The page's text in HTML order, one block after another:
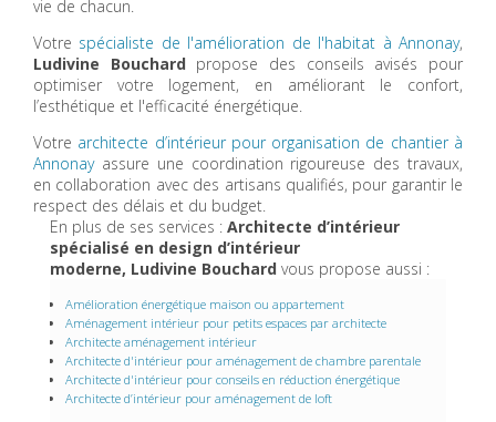
vie de chacun.
Votre spécialiste de l'amélioration de l'habitat à Annonay,
Ludivine Bouchard propose des conseils avisés pour
optimiser votre logement, en améliorant le confort,
l’esthétique et l'efficacité énergétique.
Votre architecte d’intérieur pour organisation de chantier à
Annonayassure une coordination rigoureuse des travaux,
en collaboration avec des artisans qualifiés, pour garantir le
respect des délais et du budget.
En plus de ses services : Architecte d’intérieur
spécialisé en design d’intérieur
moderne, Ludivine Bouchard vous propose aussi :
Amélioration énergétique maison ou appartement
Aménagement intérieur pour petits espaces par architecte
Architecte aménagement intérieur
Architecte d'intérieur pour aménagement de chambre parentale
Architecte d'intérieur pour conseils en réduction énergétique
Architecte d’intérieur pour aménagement de loft